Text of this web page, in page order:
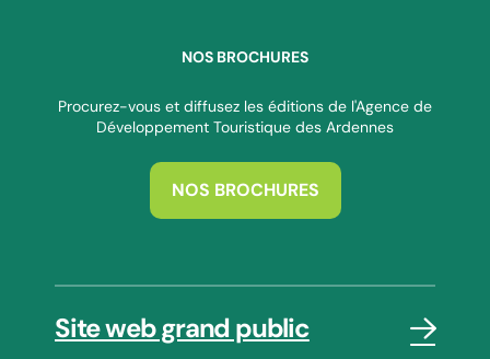
NOS BROCHURES
Procurez-vous et diffusez les éditions de l'Agence de
Développement Touristique des Ardennes
NOS BROCHURES
Site web grand public